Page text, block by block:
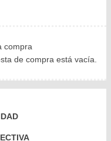
compra
de compra está vacía.